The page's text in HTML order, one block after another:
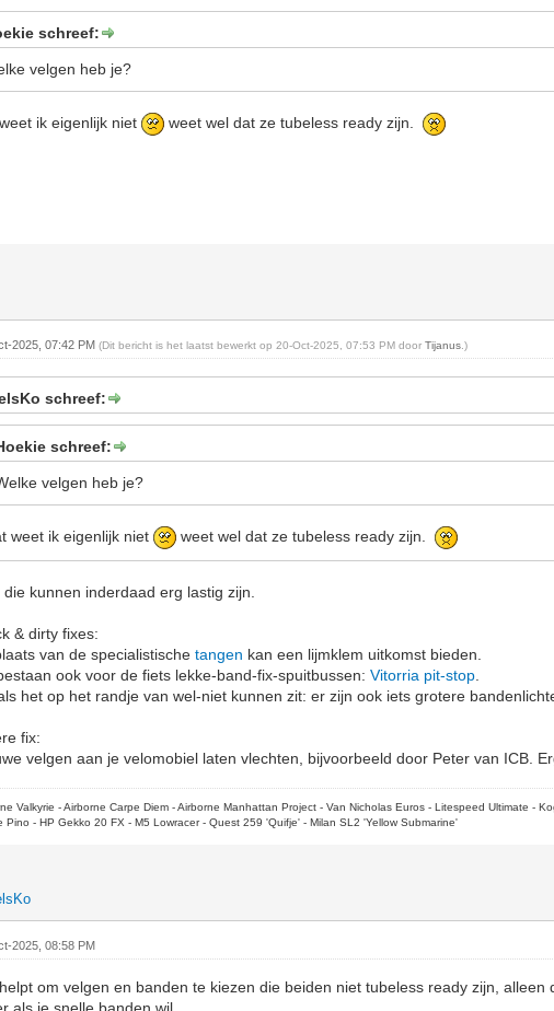
schreef:
velgen heb je?
ik eigenlijk niet weet wel dat ze tubeless ready zijn.
2025, 07:42 PM(Dit bericht is het laatst bewerkt op 20-Oct-2025, 07:53 PM doorTijanus .)
schreef:
schreef:
velgen heb je?
weet ik eigenlijk niet weet wel dat ze tubeless ready zijn.
die kunnen inderdaad erg lastig zijn.
& dirty fixes:
van de specialistischetangen kan een lijmklem uitkomst bieden.
ook voor de fiets lekke-band-fix-spuitbussen:Vitorria pit-stop
het op het randje van wel-niet kunnen zit: er zijn ook iets grotere
fix:
velgen aan je velomobiel laten vlechten, bijvoorbeeld door Peter van ICB.
Valkyrie - Airborne Carpe Diem - Airborne Manhattan Project - Van Nicholas Euros - Litespeed Ultimate -
Pino - HP Gekko 20 FX - M5 Lowracer - Quest 259 'Quifje' - Milan SL2 'Yellow Submarine'
2025, 08:58 PM
om velgen en banden te kiezen die beiden niet tubeless ready zijn, alleen